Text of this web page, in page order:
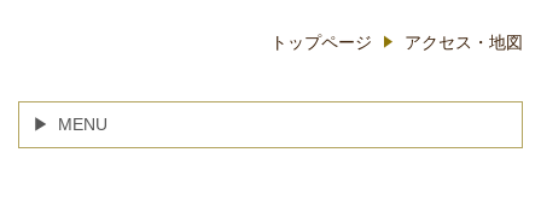
トップページ アクセス・地図
MENU